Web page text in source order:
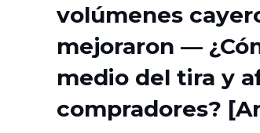
volúmenes
mejoraron —
medio del tira y
compradores?